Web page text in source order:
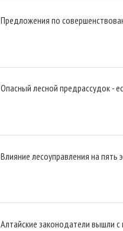
Предложения по
Опасный лесной предрассудок -
Влияние лесоуправления на пять
Алтайские законодатели вышли